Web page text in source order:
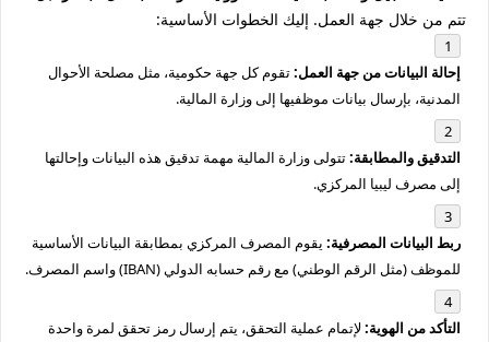
تتم من خلال جهة العمل. إليك الخطوات الأساسية:
إحالة البيانات من جهة العمل:تقوم كل جهة حكومية، مثل مصلحة الأحوال
المدنية، بإرسال بيانات موظفيها إلى وزارة المالية.
التدقيق والمطابقة:تتولى وزارة المالية مهمة تدقيق هذه البيانات وإحالتها
إلى مصرف ليبيا المركزي.
ربط البيانات المصرفية: يقوم المصرف المركزي بمطابقة البيانات الأساسية
للموظف (مثل الرقم الوطني) مع رقم حسابه الدولي (IBAN) واسم المصرف.
التأكد من الهوية:لإتمام عملية التحقق، يتم إرسال رمز تحقق لمرة واحدة